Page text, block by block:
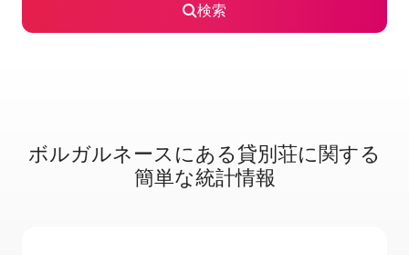
検索
ボルガルネースに⁠あ⁠る貸⁠別⁠荘⁠に関⁠す⁠る
簡⁠単⁠な統⁠計⁠情⁠報